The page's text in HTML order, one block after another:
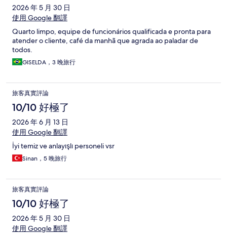
2026 年 5 月 30 日
使用 Google 翻譯
Quarto limpo, equipe de funcionários qualificada e pronta para
atender o cliente, café da manhã que agrada ao paladar de
todos.
GISELDA，3 晚旅行
旅客真實評論
10/10 好極了
2026 年 6 月 13 日
使用 Google 翻譯
İyi temiz ve anlayışlı personeli vsr
Sinan，5 晚旅行
旅客真實評論
10/10 好極了
2026 年 5 月 30 日
使用 Google 翻譯